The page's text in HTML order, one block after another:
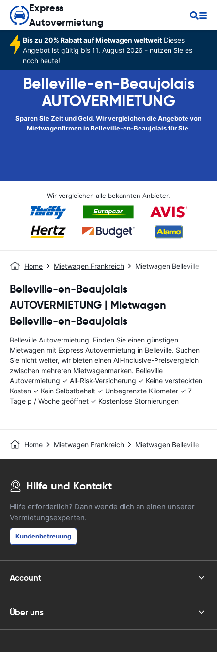
Express
Autovermietung
Bis zu 20% Rabatt auf Mietwagen weltweitDieses
Angebot ist gültig bis 11. August 2026 - nutzen Sie es
noch heute!
Belleville-en-Beaujolais
AUTOVERMIETUNG
Sparen Sie Zeit und Geld. Wir vergleichen die Angebote von
Mietwagenfirmen in Belleville-en-Beaujolais für Sie.
Wir vergleichen alle bekannten Anbieter.
Home Mietwagen Frankreich Mietwagen Belleville
Belleville-en-Beaujolais
AUTOVERMIETUNG | Mietwagen
Belleville-en-Beaujolais
Belleville Autovermietung. Finden Sie einen günstigen
Mietwagen mit Express Autovermietung in Belleville. Suchen
Sie nicht weiter, wir bieten einen All-Inclusive-Preisvergleich
zwischen mehreren Mietwagenmarken. Belleville
Autovermietung ✓ All-Risk-Versicherung ✓ Keine versteckten
Kosten ✓ Kein Selbstbehalt ✓ Unbegrenzte Kilometer ✓ 7
Tage p / Woche geöffnet ✓ Kostenlose Stornierungen
Home Mietwagen Frankreich Mietwagen Belleville
Hilfe und Kontakt
Hilfe erforderlich? Dann wende dich an einen unserer
Vermietungsexperten.
Kundenbetreuung
Account
Über uns